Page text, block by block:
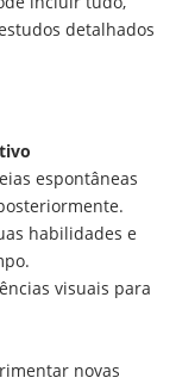
detalhados
espontâneas
habilidades e
visuais para
novas